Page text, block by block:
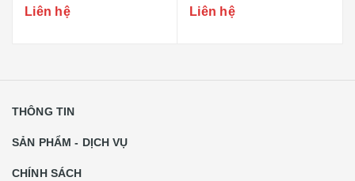
ABC8 (BỘ CÔNG AN)
Liên hệ
(TEM BỘ CÔNG AN)
Liên hệ
THÔNG TIN
SẢN PHẨM - DỊCH VỤ
CHÍNH SÁCH